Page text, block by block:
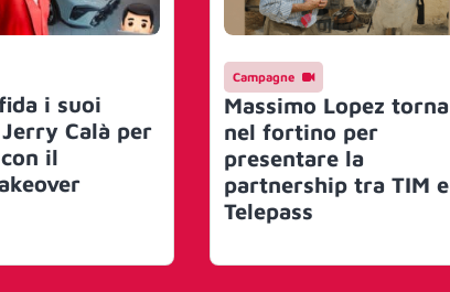
i suoi
Calà per
il
Campagne
Massimo Lopez torna
nel fortino per
presentare la
partnership tra TIM e
Telepass